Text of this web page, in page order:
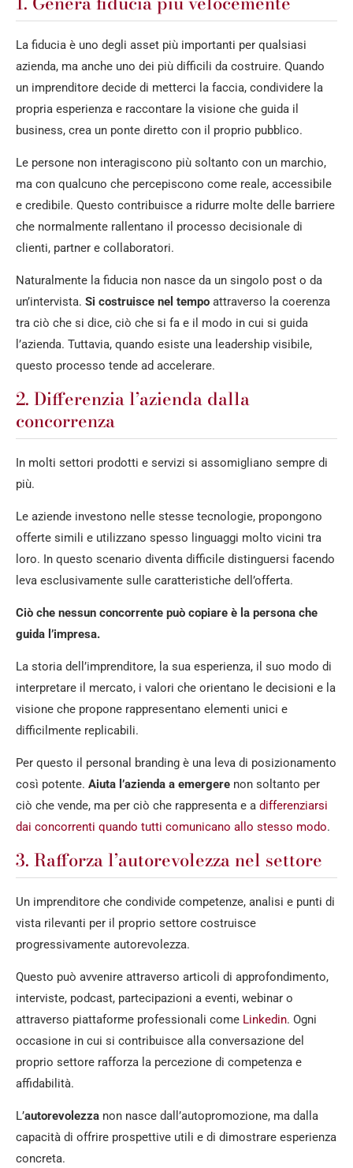
La fiducia è uno degli asset più importanti per qualsiasi
azienda, ma anche uno dei più difficili da costruire. Quando
un imprenditore decide di metterci la faccia, condividere la
propria esperienza e raccontare la visione che guida il
business, crea un ponte diretto con il proprio pubblico.
Le persone non interagiscono più soltanto con un marchio,
ma con qualcuno che percepiscono come reale, accessibile
e credibile. Questo contribuisce a ridurre molte delle barriere
che normalmente rallentano il processo decisionale di
clienti, partner e collaboratori.
Naturalmente la fiducia non nasce da un singolo post o da
un’intervista. Si costruisce nel tempo attraverso la coerenza
tra ciò che si dice, ciò che si fa e il modo in cui si guida
l’azienda. Tuttavia, quando esiste una leadership visibile,
questo processo tende ad accelerare.
2. Differenzia l’azienda dalla
concorrenza
In molti settori prodotti e servizi si assomigliano sempre di
più.
Le aziende investono nelle stesse tecnologie, propongono
offerte simili e utilizzano spesso linguaggi molto vicini tra
loro. In questo scenario diventa difficile distinguersi facendo
leva esclusivamente sulle caratteristiche dell’offerta.
Ciò che nessun concorrente può copiare è la persona che
guida l’impresa.
La storia dell’imprenditore, la sua esperienza, il suo modo di
interpretare il mercato, i valori che orientano le decisioni e la
visione che propone rappresentano elementi unici e
difficilmente replicabili.
Per questo il personal branding è una leva di posizionamento
così potente. Aiuta l’azienda a emergere non soltanto per
ciò che vende, ma per ciò che rappresenta e a differenziarsi
dai concorrenti quando tutti comunicano allo stesso modo.
3. Rafforza l’autorevolezza nel settore
Un imprenditore che condivide competenze, analisi e punti di
vista rilevanti per il proprio settore costruisce
progressivamente autorevolezza.
Questo può avvenire attraverso articoli di approfondimento,
interviste, podcast, partecipazioni a eventi, webinar o
attraverso piattaforme professionali come Linkedin. Ogni
occasione in cui si contribuisce alla conversazione del
proprio settore rafforza la percezione di competenza e
affidabilità.
L’autorevolezza non nasce dall’autopromozione, ma dalla
capacità di offrire prospettive utili e di dimostrare esperienza
concreta.